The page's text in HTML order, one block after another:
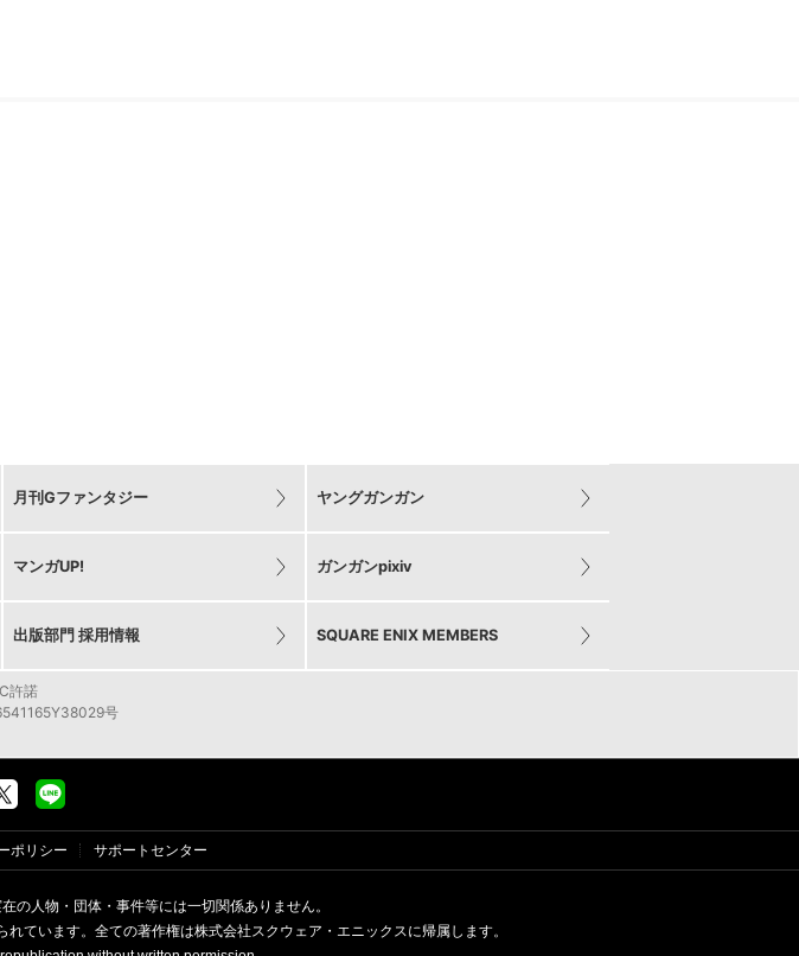
月刊Gファンタジー ヤングガンガン
マンガUP! ガンガンpixiv
出版部門 採用情報 SQUARE ENIX MEMBERS
許諾
号
ポリシー サポートセンター
の人物・団体・事件等には一切関係ありません。
ています。全ての著作権は株式会社スクウェア・エニックスに帰属します。